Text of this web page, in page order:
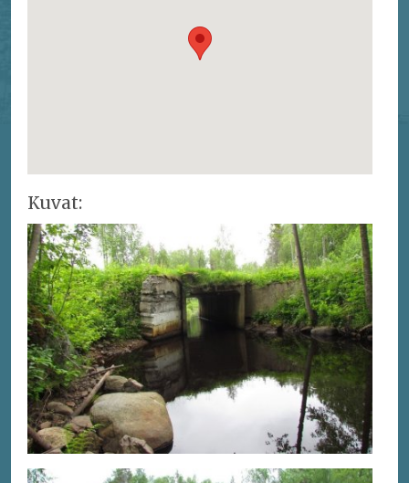
Kuvat: